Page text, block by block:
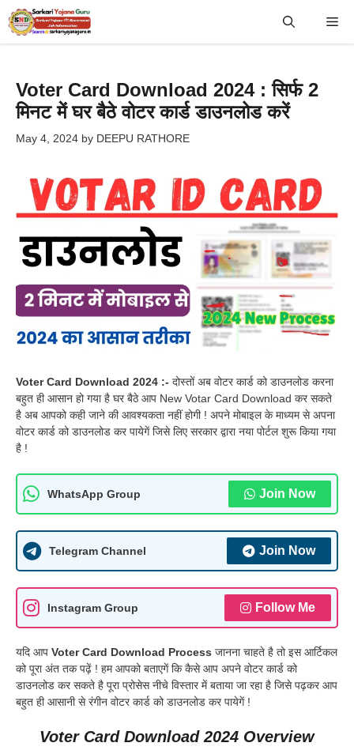
Skip
to
Voter Card Download 2024 : सिर्फ 2
मिनट में घर बैठे वोटर कार्ड डाउनलोड करें
May 4, 2024 by DEEPU RATHORE
Voter Card Download 2024 :- दोस्तों अब वोटर कार्ड को डाउनलोड करना
बहुत ही आसान हो गया है घर बैठे आप New Votar Card Download कर सकते
है अब आपको कही जाने की आवश्यकता नहीं होगी ! अपने मोबाइल के माध्यम से अपना
वोटर कार्ड को डाउनलोड कर पायेगें जिसे लिए सरकार द्वारा नया पोर्टल शुरू किया गया
है !
WhatsApp Group Join Now
Telegram Channel Join Now
Instagram Group Follow Me
यदि आप Voter Card Download Process जानना चाहते है तो इस आर्टिकल
को पूरा अंत तक पढ़ें ! हम आपको बताएगें कि कैसे आप अपने वोटर कार्ड को
डाउनलोड कर सकते है पूरा प्रोसेस नीचे विस्तार में बताया जा रहा है जिसे पढ़कर आप
बहुत ही आसानी से रंगीन वोटर कार्ड को डाउनलोड कर पायेगें !
Voter Card Download 2024 Overview